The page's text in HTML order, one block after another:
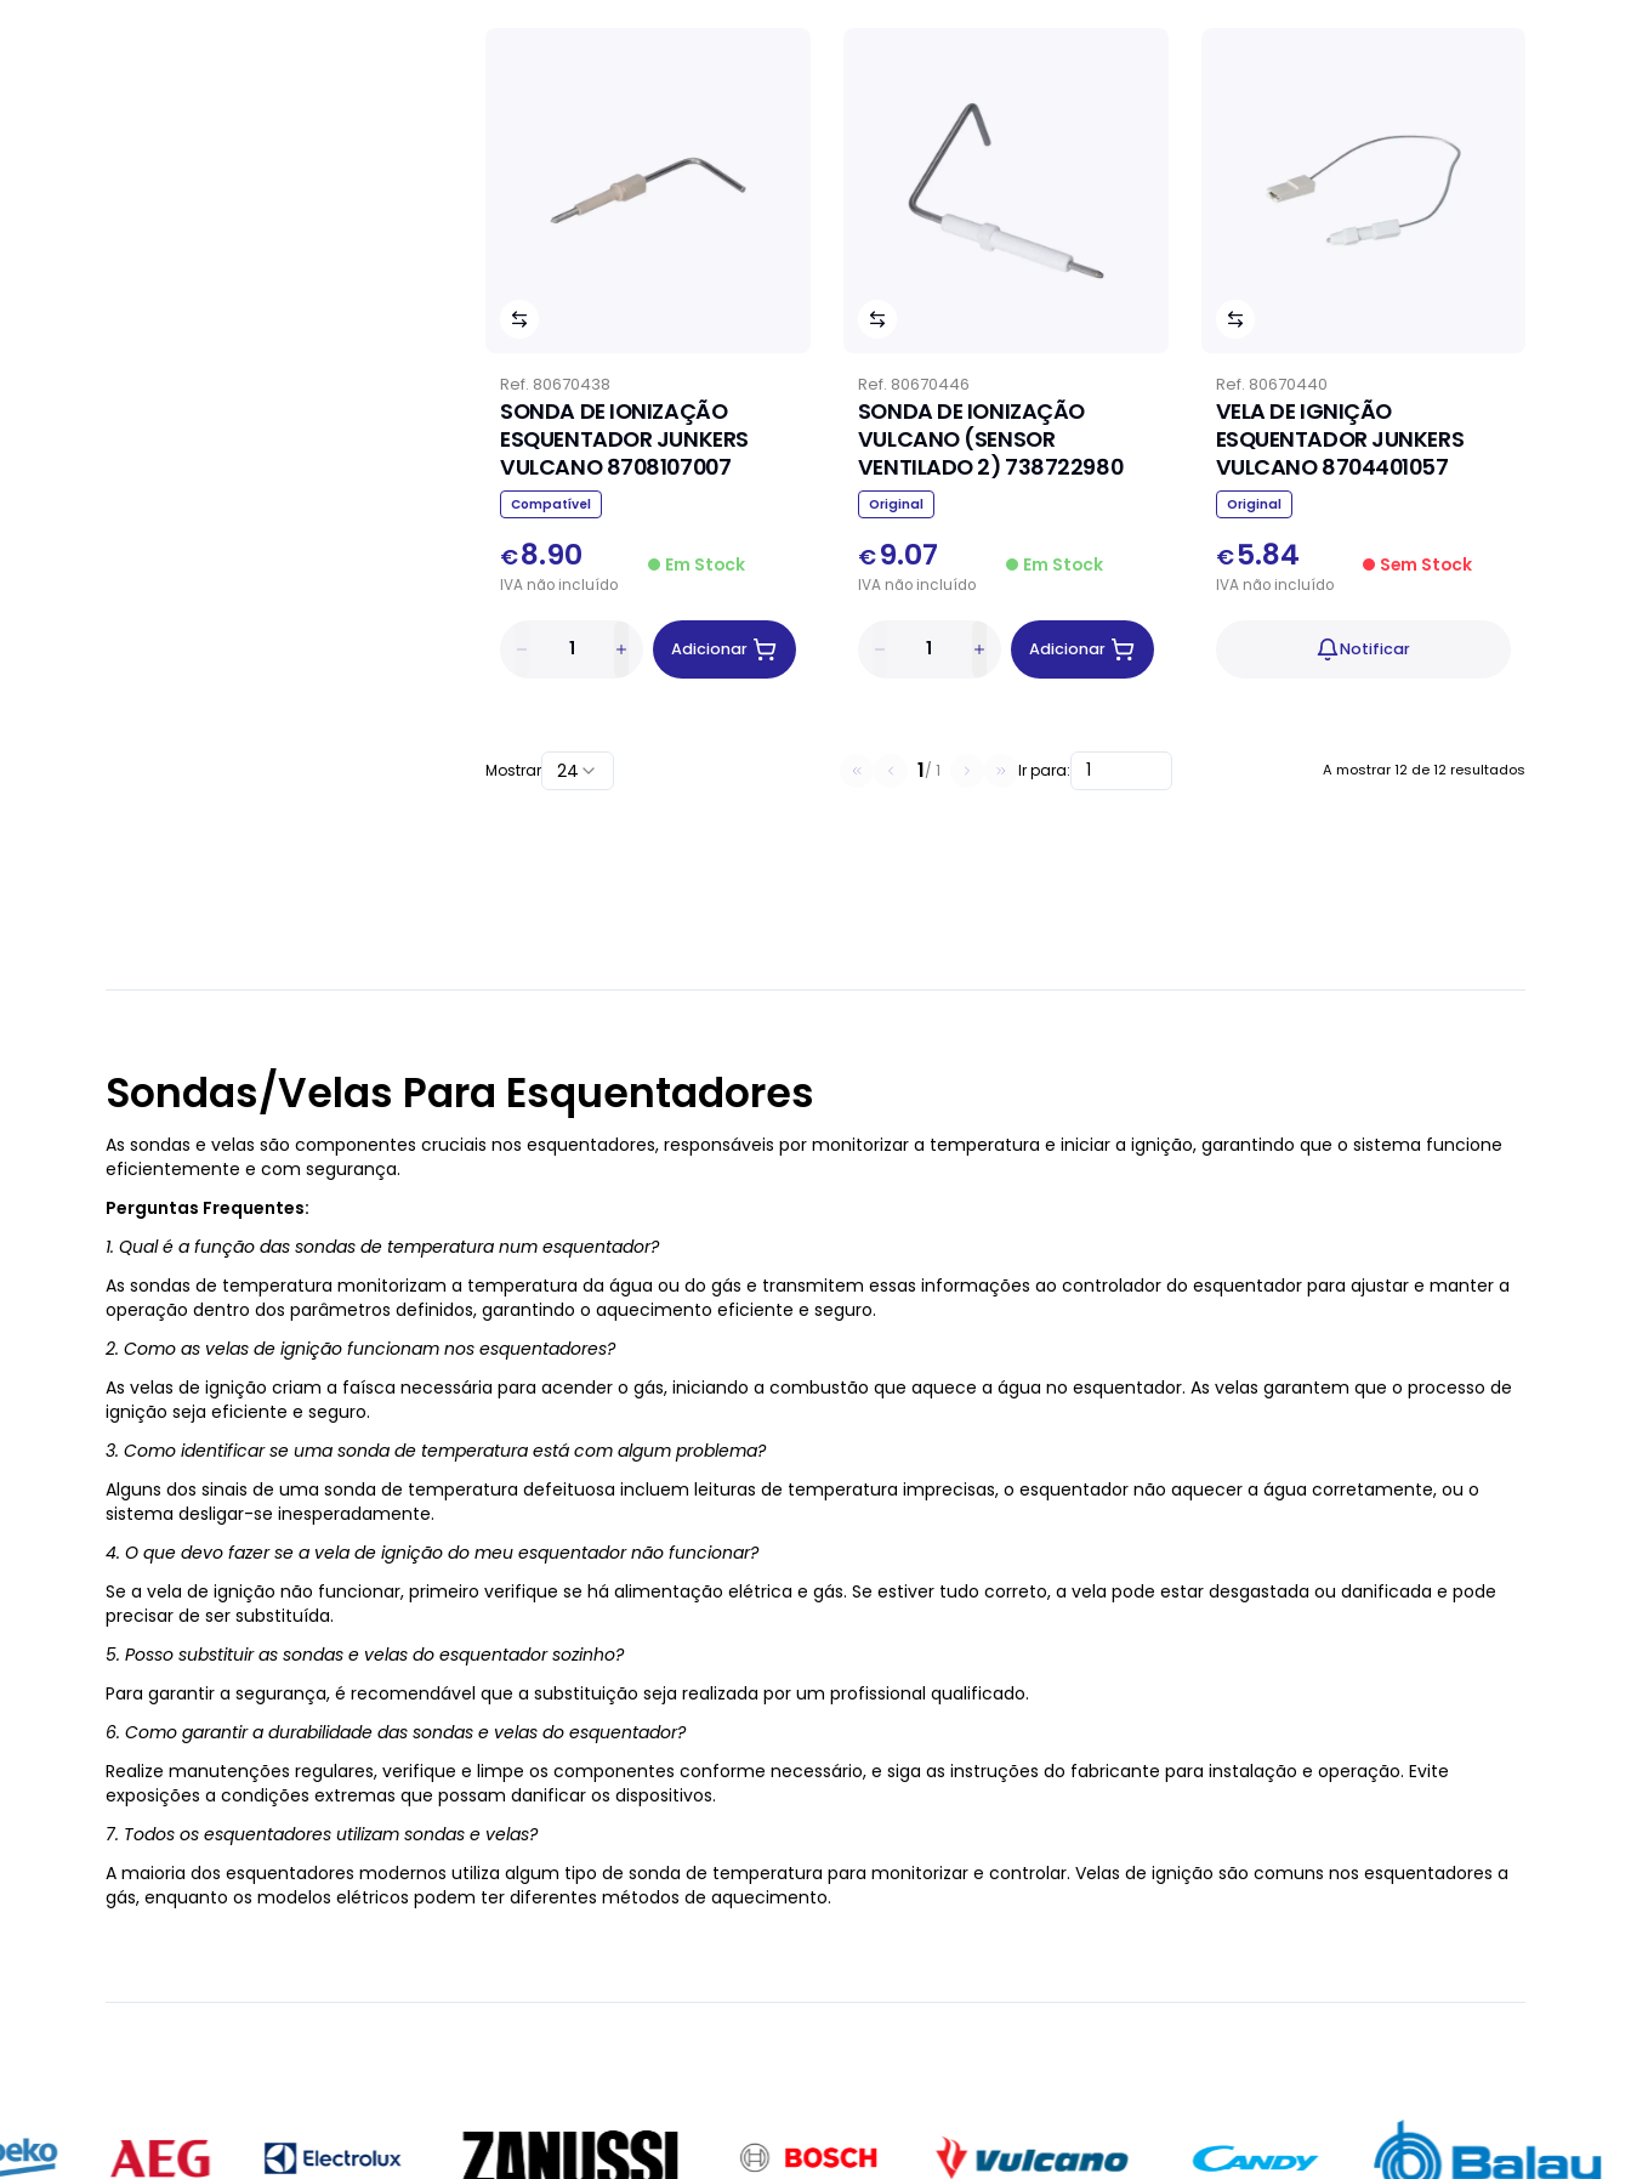
Ref. 80670438
SONDA DE IONIZAÇÃO
ESQUENTADOR JUNKERS
VULCANO 8708107007
Compatível
€8.90
IVA não incluído
Em Stock
Adicionar
Ref. 80670446
SONDA DE IONIZAÇÃO
VULCANO (SENSOR
VENTILADO 2) 738722980
Original
€9.07
IVAnãoincluído
Em Stock
Adicionar
Ref. 80670440
VELA DE IGNIÇÃO
ESQUENTADOR JUNKERS
VULCANO 8704401057
Original
€5.84
IVAnãoincluído
Sem Stock
Notificar
A mostrar12 de12resultados
1/ 1 Ir para:
Mostrar 24
Sondas/Velas Para Esquentadores
As sondas e velas são componentes cruciais nos esquentadores, responsáveis por monitorizar a temperatura e iniciar a ignição, garantindo que o sistema funcione
eficientemente e com segurança.
Perguntas Frequentes:
1. Qual é a função das sondas de temperatura num esquentador?
As sondas de temperatura monitorizam a temperatura da água ou do gás e transmitem essas informações ao controlador do esquentador para ajustar e manter a
operação dentro dos parâmetros definidos, garantindo o aquecimento eficiente e seguro.
2. Como as velas de ignição funcionam nos esquentadores?
As velas de ignição criam a faísca necessária para acender o gás, iniciando a combustão que aquece a água no esquentador. As velas garantem que o processo de
ignição seja eficiente e seguro.
3. Como identificar se uma sonda de temperatura está com algum problema?
Alguns dos sinais de uma sonda de temperatura defeituosa incluem leituras de temperatura imprecisas, o esquentador não aquecer a água corretamente, ou o
sistema desligar-se inesperadamente.
4. O que devo fazer se a vela de ignição do meu esquentador não funcionar?
Se a vela de ignição não funcionar, primeiro verifique se há alimentação elétrica e gás. Se estiver tudo correto, a vela pode estar desgastada ou danificada e pode
precisar de ser substituída.
5. Posso substituir as sondas e velas do esquentador sozinho?
Para garantir a segurança, é recomendável que a substituição seja realizada por um profissional qualificado.
6. Como garantir a durabilidade das sondas e velas do esquentador?
Realize manutenções regulares, verifique e limpe os componentes conforme necessário, e siga as instruções do fabricante para instalação e operação. Evite
exposições a condições extremas que possam danificar os dispositivos.
7. Todos os esquentadores utilizam sondas e velas?
A maioria dos esquentadores modernos utiliza algum tipo de sonda de temperatura para monitorizar e controlar. Velas de ignição são comuns nos esquentadores a
gás, enquanto os modelos elétricos podem ter diferentes métodos de aquecimento.